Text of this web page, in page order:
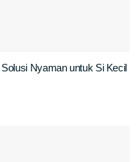
Nyaman untuk Si Kecil